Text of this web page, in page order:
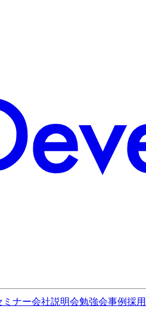
ミナー会社説明会勉強会事例採用